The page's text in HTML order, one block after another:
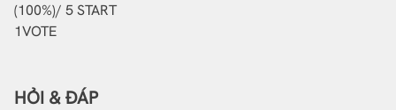
(100%)/ 5 START
1VOTE
HỎI & ĐÁP